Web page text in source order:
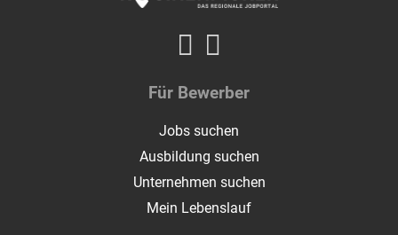
Für Bewerber
Jobs suchen
Ausbildung suchen
Unternehmen suchen
Mein Lebenslauf